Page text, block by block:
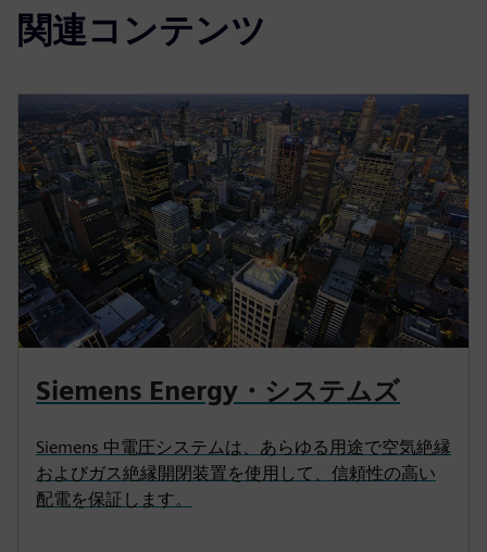
関連コンテンツ
Siemens Energy・システムズ
Siemens 中電圧システムは、あらゆる用途で空気絶縁
およびガス絶縁開閉装置を使用して、信頼性の高い
配電を保証します。